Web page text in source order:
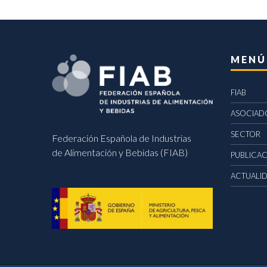
Federación Española de Industrias
de Alimentación y Bebidas (FIAB)
MENÚ
FIAB
SECTOR